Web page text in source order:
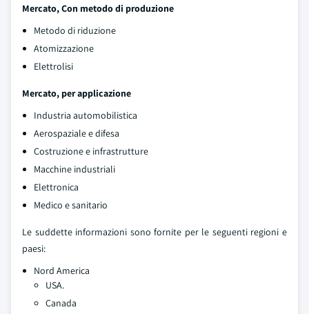
Mercato, Con metodo di produzione
Metodo di riduzione
Atomizzazione
Elettrolisi
Mercato, per applicazione
Industria automobilistica
Aerospaziale e difesa
Costruzione e infrastrutture
Macchine industriali
Elettronica
Medico e sanitario
Le suddette informazioni sono fornite per le seguenti regioni e
paesi:
Nord America
USA.
Canada